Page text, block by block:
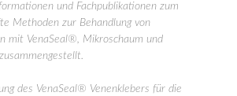
und Fachpublikationen zum
Methoden zur Behandlung von
mit VenaSeal®, Mikroschaum und
des VenaSeal® Venenklebers für die